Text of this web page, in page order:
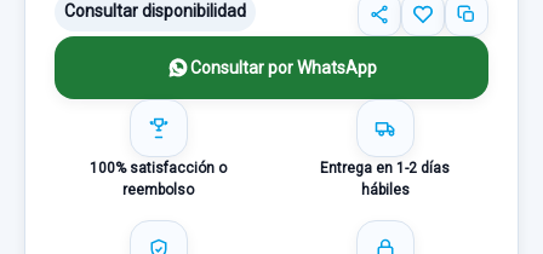
Consultar disponibilidad
Consultar por WhatsApp
100% satisfacción o
reembolso
Entrega en 1-2 días
hábiles